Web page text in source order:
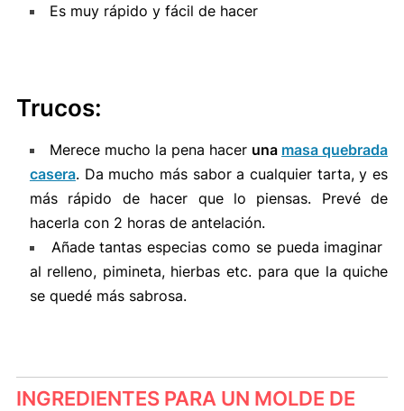
Es muy rápido y fácil de hacer
Trucos:
Merece mucho la pena hacer una masa quebrada
casera. Da mucho más sabor a cualquier tarta, y es
más rápido de hacer que lo piensas. Prevé de
hacerla con 2 horas de antelación.
Añadetantas especias como se pueda imaginar
al relleno, pimineta, hierbas etc. para que la quiche
se quedé más sabrosa.
INGREDIENTES PARA UN MOLDE DE